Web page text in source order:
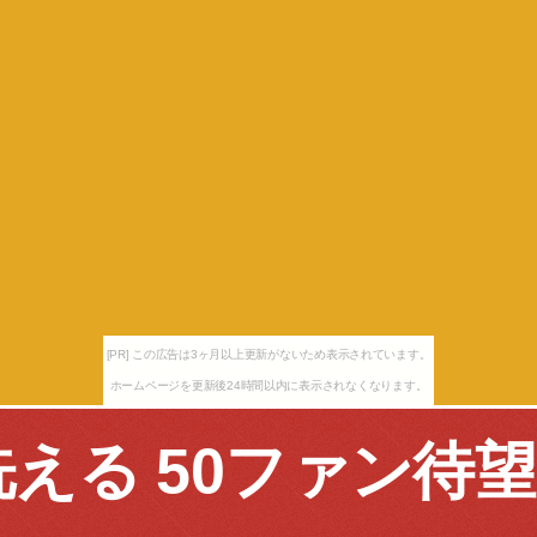
[PR] この広告は3ヶ月以上更新がないため表示されています。
ホームページを更新後24時間以内に表示されなくなります。
る 50ファン待